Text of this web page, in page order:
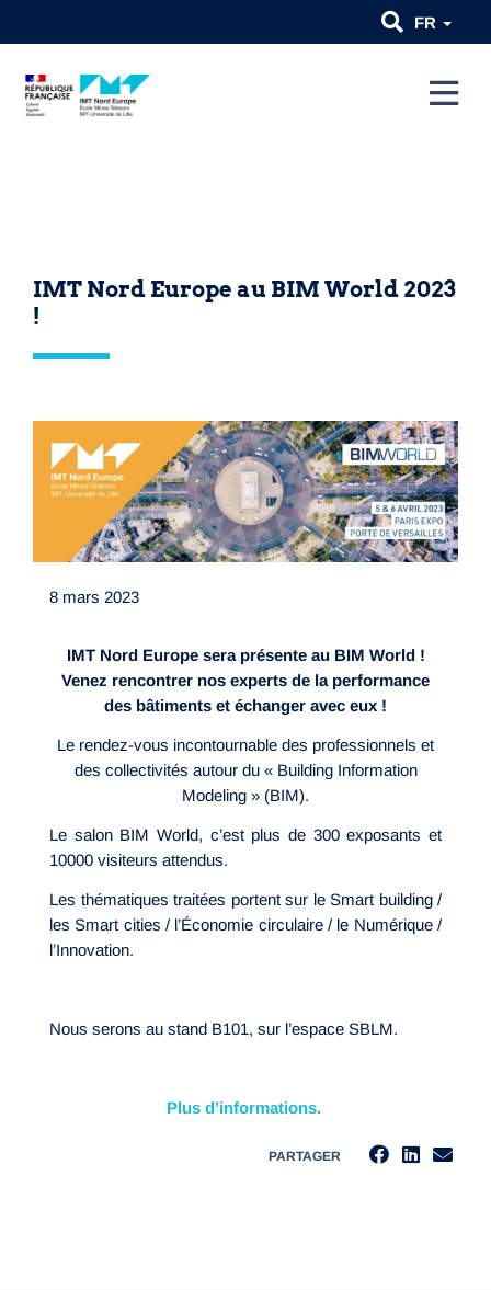
FR
IMT Nord Europe au BIM World 2023
!
8 mars 2023
IMT Nord Europe sera présente au BIM World !
Venez rencontrer nos experts de la performance
des bâtiments et échanger avec eux !
Le rendez-vous incontournable des professionnels et
des collectivités autour du « Building Information
Modeling » (BIM).
Le salon BIM World, c’est plus de 300 exposants et
10000 visiteurs attendus.
Les thématiques traitées portent sur le Smart building /
les Smart cities / l’Économie circulaire / le Numérique /
l’Innovation.
Nous serons au stand B101, sur l’espace SBLM.
Plus d’informations.
PARTAGER